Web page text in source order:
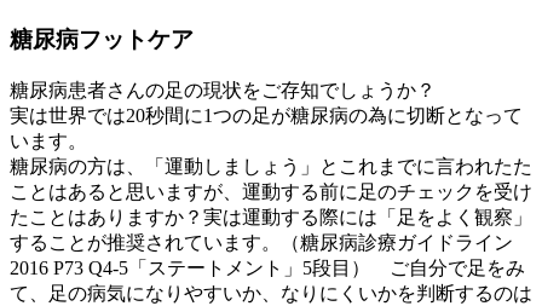
糖尿病フットケア
糖尿病患者さんの足の現状をご存知でしょうか？
実は世界では20秒間に1つの足が糖尿病の為に切断となって
います。
糖尿病の方は、「運動しましょう」とこれまでに言われたた
ことはあると思いますが、運動する前に足のチェックを受け
たことはありますか？実は運動する際には「足をよく観察」
することが推奨されています。（糖尿病診療ガイドライン
2016 P73 Q4-5「ステートメント」5段目） ご自分で足をみ
て、足の病気になりやすいか、なりにくいかを判断するのは